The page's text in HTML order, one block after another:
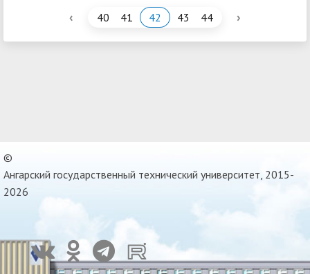
‹ 40 41 42 43 44 ›
©
Ангарский государственный технический университет, 2015-
2026